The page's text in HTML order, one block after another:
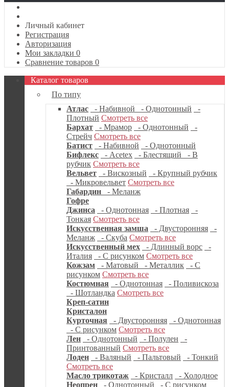
Личный кабинет
Регистрация
Авторизация
Мои закладки 0
Сравнение товаров 0
Каталог товаров
По типу
Атлас
- Набивной - Однотонный
-
Плотный Смотреть все
Бархат
- Мрамор - Однотонный
-
Стрейч Смотреть все
Батист
- Набивной
- Однотонный
Бифлекс
- Acetex - Блестящий
- В
рубчик Смотреть все
Вельвет
- Вискозный
- Крупный рубчик
- Микровельвет Смотреть все
Габардин
- Меланж
Гофре
Джинса
- Однотонная - Плотная
-
Тонкая Смотреть все
Искусственная замша
- Двусторонняя
-
Меланж
- Скуба Смотреть все
Искусственный мех
- Длинный ворс
-
Италия
- С рисунком Смотреть все
Кожзам
- Матовый - Металлик
- С
рисунком Смотреть все
Костюмная
- Однотонная
- Поливискоза
- Шотландка Смотреть все
Креп-сатин
Кристалон
Курточная
- Двусторонняя
- Однотонная
- С рисунком Смотреть все
Лен
- Однотонный - Полулен
-
Принтованный Смотреть все
Лоден
- Валяный - Пальтовый
- Тонкий
Смотреть все
Масло трикотаж
- Кристалл
- Холодное
Неопрен
- Однотонный - С рисунком